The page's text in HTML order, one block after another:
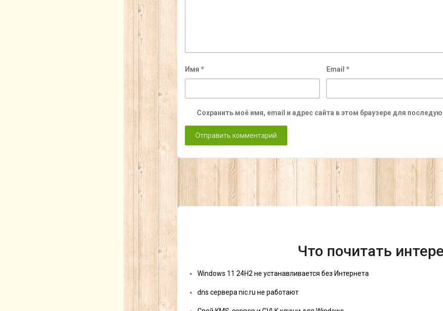
Имя* Email *
Сохранить моё имя, email и адрес сайта в этом браузере для
Что почитать
Windows 11 24H2 не устанавливается без Интернета
dns сервера nic.ru не работают